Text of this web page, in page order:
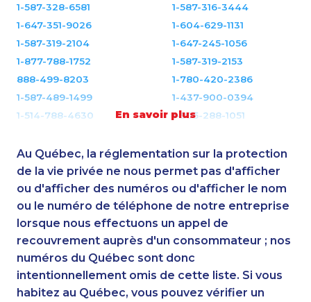
En savoir plus
1-587-328-6581
1-587-316-3444
1-647-351-9026
1-604-629-1131
1-587-319-2104
1-647-245-1056
1-877-788-1752
1-587-319-2153
888-499-8203
1-780-420-2386
1-587-489-1499
1-437-900-0394
1-514-788-4630
1-905-288-1051
1-778-249-5015
1-647-317-6683
1-587-316-3415
1-587-316-3388
1-778-401-2209
1-416-241-4724
1-778-401-7202
1-416-907-0935
1-437-900-0396
1-437-900-0380
1-438-288-0535
1-902-700-0066
1-438-230-1384
1-587-543-0624
1-506-300-0076
1-437-900-0375
1-587-328-6640
1-855-639-0579
Au Québec, la réglementation sur la protection
de la vie privée ne nous permet pas d'afficher
ou d'afficher des numéros ou d'afficher le nom
ou le numéro de téléphone de notre entreprise
lorsque nous effectuons un appel de
recouvrement auprès d'un consommateur ; nos
numéros du Québec sont donc
intentionnellement omis de cette liste. Si vous
habitez au Québec, vous pouvez vérifier un